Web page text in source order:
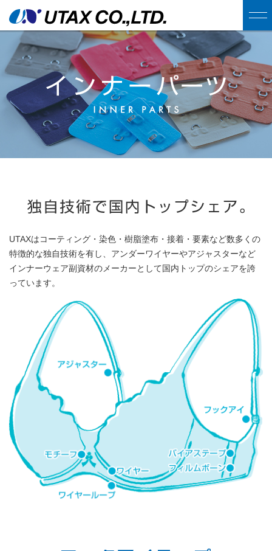
ENGLISH
技術情報
技術紹介
特殊加工
製品情報
インナーパーツ
スポーツ
メディカル
アクセス
トップメッセージ
採用情報
採用特設サイト
会社紹介ムービー
UTAXボイス
UTAXはコーティング・染色・樹脂塗布・接着・要素など数多くの
特徴的な独自技術を有し、アンダーワイヤーやアジャスターなど
インナーウェア副資材のメーカーとして国内トップのシェアを誇
っています。